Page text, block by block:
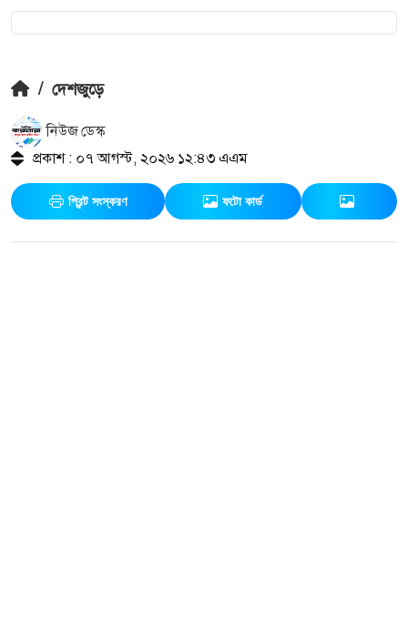
/ দেশজুড়ে
নিউজ ডেস্ক
প্রকাশ : ০৭ আগস্ট, ২০২৬ ১২:৪৩ এএম
প্রিন্ট সংস্করণ ফটো কার্ড